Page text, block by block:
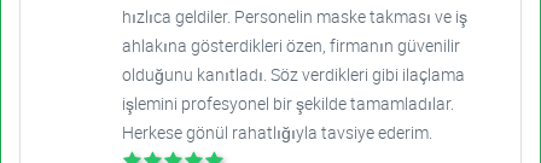
hızlıca geldiler. Personelin maske takması ve iş
ahlakına gösterdikleri özen, firmanın güvenilir
olduğunu kanıtladı. Söz verdikleri gibi ilaçlama
işlemini profesyonel bir şekilde tamamladılar.
Herkese gönül rahatlığıyla tavsiye ederim.